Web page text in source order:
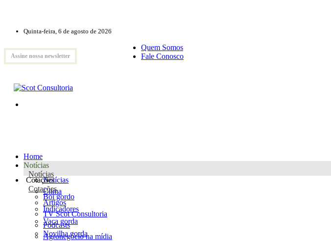
Quinta-feira, 6 de agosto de 2026
Assine nossa newsletter
Quem Somos
Fale Conosco
Home
Notícias
Notícias
Notícias
Clima
Artigos
TV Scot Consultoria
Podcasts
Agronegócio na mídia
Cotações
Cotações
Boi gordo
Indicadores
Vaca gorda
Novilha gorda